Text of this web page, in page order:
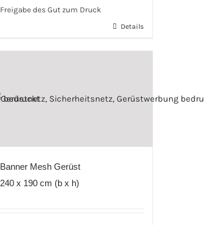
Freigabe des Gut zum Druck
Details
Banner Mesh Gerüst
240 x 190 cm (b x h)